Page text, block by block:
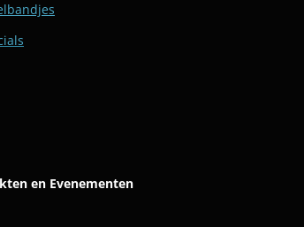
en Evenementen